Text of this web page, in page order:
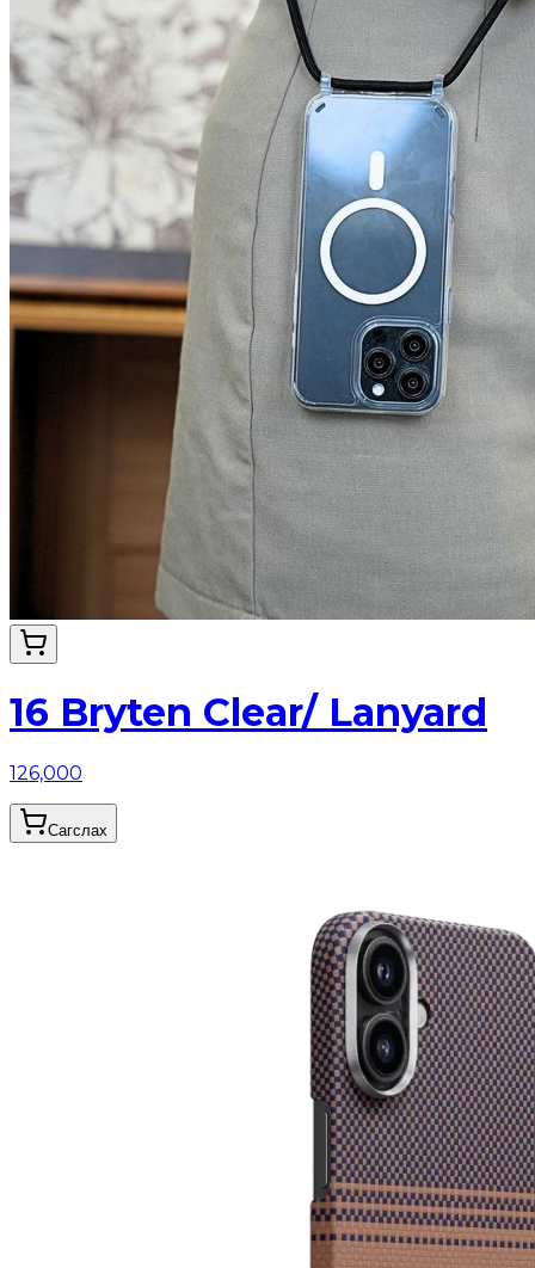
16 Bryten Clear/ Lanyard
126,000
Сагслах